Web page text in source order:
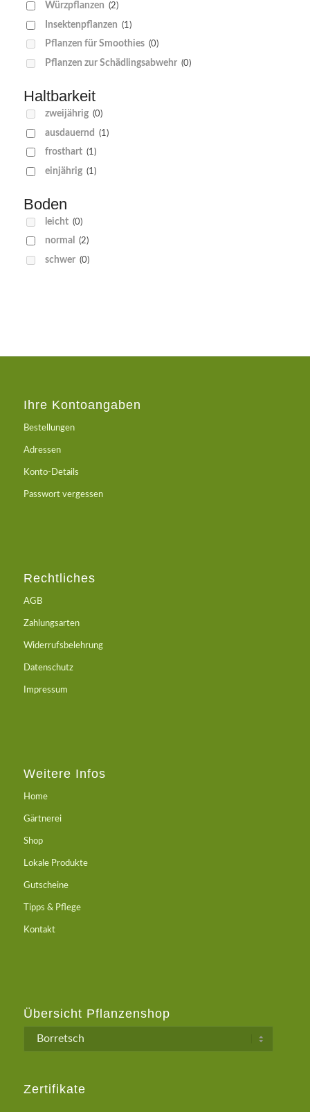
Würzpflanzen (2)
Insektenpflanzen (1)
Pflanzen für Smoothies (0)
Pflanzen zur Schädlingsabwehr (0)
Haltbarkeit
zweijährig (0)
ausdauernd (1)
frosthart (1)
einjährig (1)
Boden
leicht (0)
normal (2)
schwer (0)
Ihre Kontoangaben
Bestellungen
Adressen
Konto-Details
Passwort vergessen
Rechtliches
AGB
Zahlungsarten
Widerrufsbelehrung
Datenschutz
Impressum
Weitere Infos
Home
Gärtnerei
Shop
Lokale Produkte
Gutscheine
Tipps & Pflege
Kontakt
Übersicht Pflanzenshop
Zertifikate